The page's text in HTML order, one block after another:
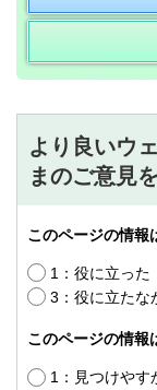
より良いウ
まのご意見
このページの情報
1：役に立った
3：役に立たな
このページの情報
1：見つけやす